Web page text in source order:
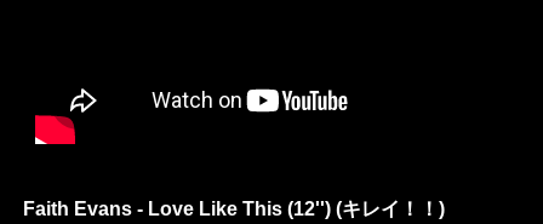
Faith Evans - Love Like This (12'') (キレイ！！)